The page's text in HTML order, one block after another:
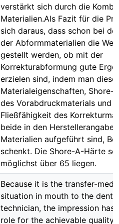
verstärkt sich durch die
Materialien.Als Fazit für die
sich daraus, dass schon bei
der Abformmaterialien die
gestellt werden, ob mit der
Korrekturabformung gute
erzielen sind, indem man
Materialeigenschaften, Shore-
des Vorabdruckmaterials und
Fließfähigkeit des
beide in den
Materialien aufgeführt sind,
schenkt. Die Shore-A-Härte
möglichst über 65 liegen.
Because it is the transfer-
situation in mouth to the dental
technician, the impression has
role for the achievable quality